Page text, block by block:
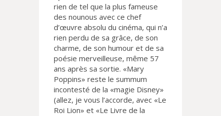
rien de tel que la plus fameuse
des nounous avec ce chef
d’œuvre absolu du cinéma, qui n’a
rien perdu de sa grâce, de son
charme, de son humour et de sa
poésie merveilleuse, même 57
ans après sa sortie. «Mary
Poppins» reste le summum
incontesté de la «magie Disney»
(allez, je vous l’accorde, avec «Le
Roi Lion» et «Le Livre de la